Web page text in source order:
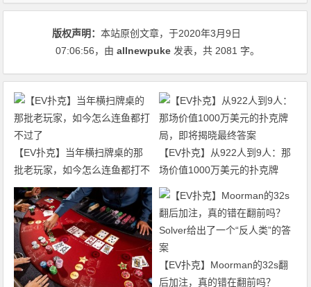
版权声明：本站原创文章，于2020年3月9日
07:06:56，由allnewpuke 发表，共 2081 字。
【EV扑克】当年横扫牌桌的那
批老玩家，如今怎么连鱼都打不
过了
【EV扑克】从922人到9人：那
场价值1000万美元的扑克牌
局，即将揭晓最终答案
【EV扑克】Moorman的32s翻
后加注，真的错在翻前吗？